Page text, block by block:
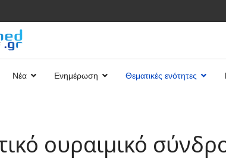
Νέα Ενημέρωση Θεματικές ενότητες
ουραιμικό